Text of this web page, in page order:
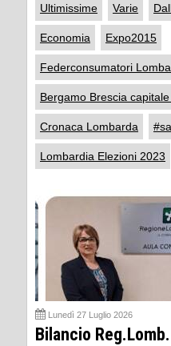
Ultimissime Varie
Economia Expo2015
Federconsumatori
Bergamo Brescia
Cronaca Lombarda
Lombardia Elezioni 2023
Lunedì 27 Luglio 2026
Bilancio